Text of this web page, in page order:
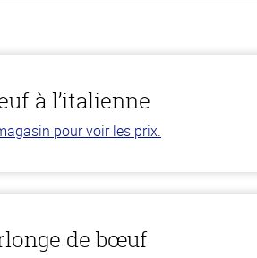
à l’italienne
pour voir les prix.
de bœuf